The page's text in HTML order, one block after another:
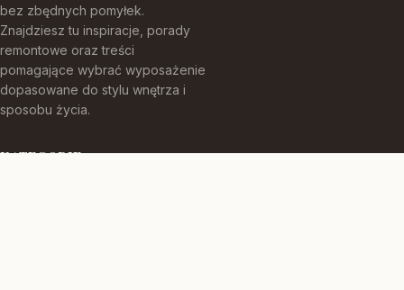
bez zbędnych pomyłek.
Znajdziesz tu inspiracje, porady
remontowe oraz treści
pomagające wybrać wyposażenie
dopasowane do stylu wnętrza i
sposobu życia.
KATEGORIE